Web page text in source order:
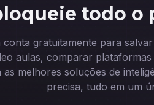
todo o
conta gratuitamente para
aulas, comparar plataformas
as melhores soluções de
precisa, tudo em um